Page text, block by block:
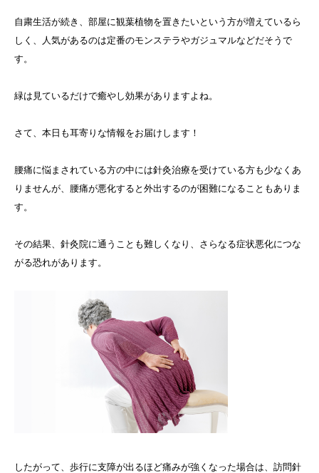
自粛生活が続き、部屋に観葉植物を置きたいという方が増えているら
しく、人気があるのは定番のモンステラやガジュマルなどだそうで
す。
緑は見ているだけで癒やし効果がありますよね。
さて、本日も耳寄りな情報をお届けします！
腰痛に悩まされている方の中には針灸治療を受けている方も少なくあ
りませんが、腰痛が悪化すると外出するのが困難になることもありま
す。
その結果、針灸院に通うことも難しくなり、さらなる症状悪化につな
がる恐れがあります。
したがって、歩行に支障が出るほど痛みが強くなった場合は、訪問針